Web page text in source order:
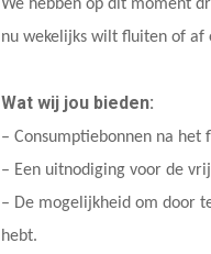
We hebben op dit moment
nu wekelijks wilt fluiten of af
Wat wij jou bieden:
– Consumptiebonnen na
– Een uitnodiging voor de
– De mogelijkheid om door
hebt.